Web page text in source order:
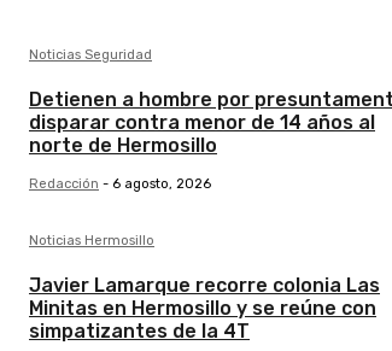
Noticias Seguridad
Detienen a hombre por
disparar contra menor de 14 años al
norte de Hermosillo
Redacción - 6 agosto, 2026
Noticias Hermosillo
Javier Lamarque recorre colonia Las
Minitas en Hermosillo y se reúne con
simpatizantes de la 4T